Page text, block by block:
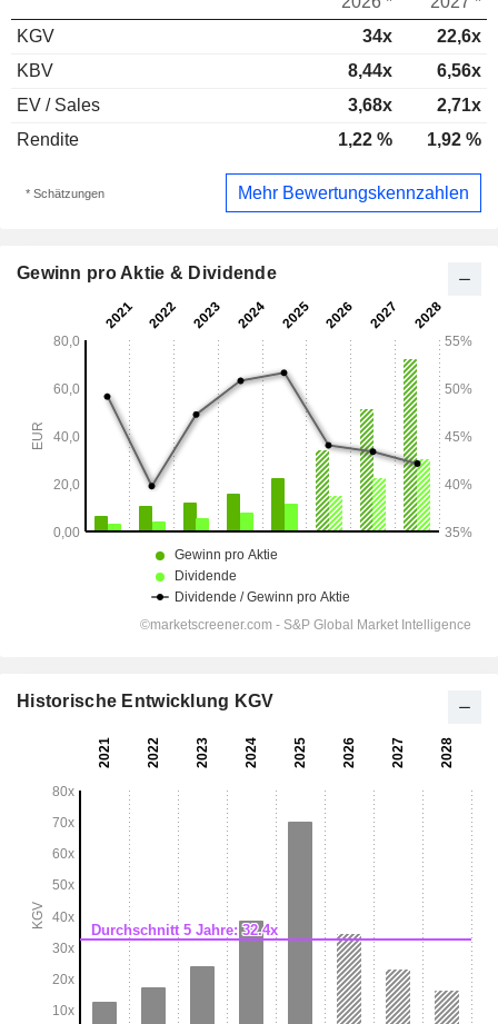
KGV
34x
22,6x
KBV
8,44x
6,56x
EV / Sales
3,68x
2,71x
Rendite
1,22 % 1,92 %
* Schätzungen Mehr Bewertungskennzahlen
Gewinn pro Aktie & Dividende
Historische Entwicklung KGV